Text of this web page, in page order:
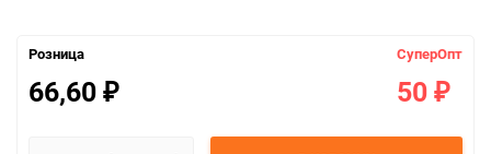
Розница
66,60 ₽
СуперОпт
50 ₽